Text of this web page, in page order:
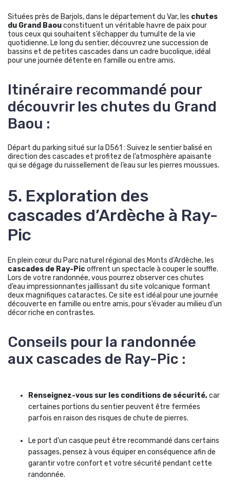
Situées près de Barjols, dans le département du Var, les chutes
du Grand Baouconstituent un véritable havre de paix pour
tous ceux qui souhaitent s’échapper du tumulte de la vie
quotidienne. Le long du sentier, découvrez une succession de
bassins et de petites cascades dans un cadre bucolique, idéal
pour une journée détente en famille ou entre amis.
Itinéraire recommandé pour
découvrir les chutes du Grand
Baou :
Départ du parking situé sur la D561 : Suivez le sentier balisé en
direction des cascades et profitez de l’atmosphère apaisante
qui se dégage du ruissellement de l’eau sur les pierres moussues.
5. Exploration des
cascades d’Ardèche à Ray-
Pic
En plein cœur du Parc naturel régional des Monts d’Ardèche, les
cascades de Ray-Picoffrent un spectacle à couper le souffle.
Lors de votre randonnée, vous pourrez observer ces chutes
d’eau impressionnantes jaillissant du site volcanique formant
deux magnifiques cataractes. Ce site est idéal pour une journée
découverte en famille ou entre amis, pour s’évader au milieu d’un
décor riche en contrastes.
Conseils pour la randonnée
aux cascades de Ray-Pic :
Renseignez-vous sur les conditions de sécurité,car
certaines portions du sentier peuvent être fermées
parfois en raison des risques de chute de pierres.
Le port d’un casque peut être recommandé dans certains
passages, pensez à vous équiper en conséquence afin de
garantir votre confort et votre sécurité pendant cette
randonnée.